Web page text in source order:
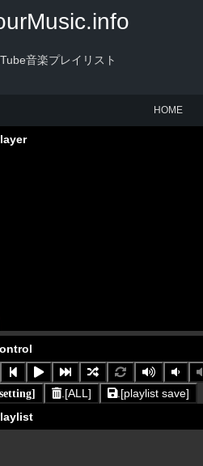
音楽プレイリスト
HOME
.[ALL]
.[playlist save]